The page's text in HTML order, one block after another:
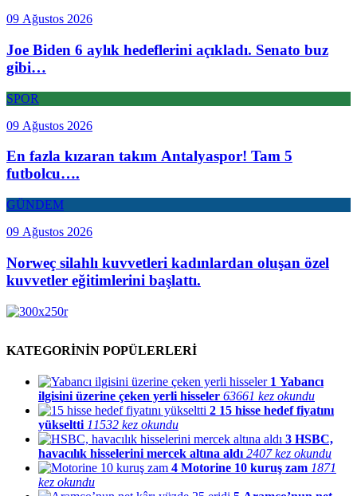
09 Ağustos 2026
Joe Biden 6 aylık hedeflerini açıkladı. Senato buz
gibi…
SPOR
09 Ağustos 2026
En fazla kızaran takım Antalyaspor! Tam 5
futbolcu….
GÜNDEM
09 Ağustos 2026
Norweç silahlı kuvvetleri kadınlardan oluşan özel
kuvvetler eğitimlerini başlattı.
KATEGORİNİN POPÜLERLERİ
1 Yabancı
ilgisini üzerine çeken yerli hisseler 63661 kez okundu
2 15 hisse hedef fiyatını
yükseltti 11532 kez okundu
3 HSBC,
havacılık hisselerini mercek altına aldı 2407 kez okundu
4 Motorine 10 kuruş zam 1871
kez okundu